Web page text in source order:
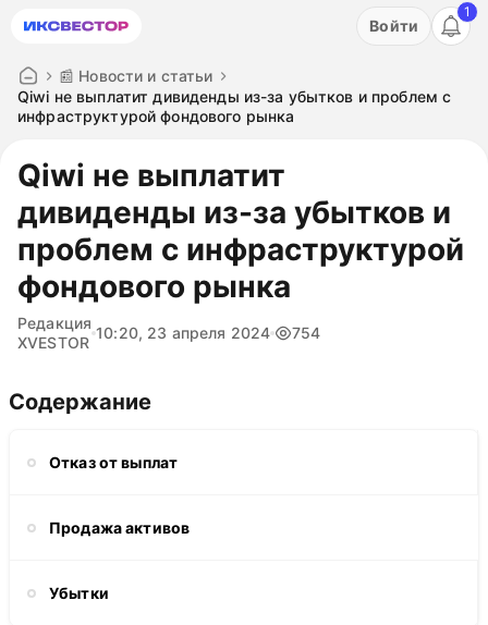
Акция: бесплатный пробный период на 3 дня!
Войти
1
📰 Новости и статьи
Qiwi не выплатит дивиденды из-за убытков и проблем с
инфраструктурой фондового рынка
Qiwi не выплатит
дивиденды из-за убытков и
проблем с инфраструктурой
фондового рынка
Редакция
XVESTOR
10:20, 23 апреля 2024 754
Содержание
Отказ от выплат
Продажа активов
Убытки